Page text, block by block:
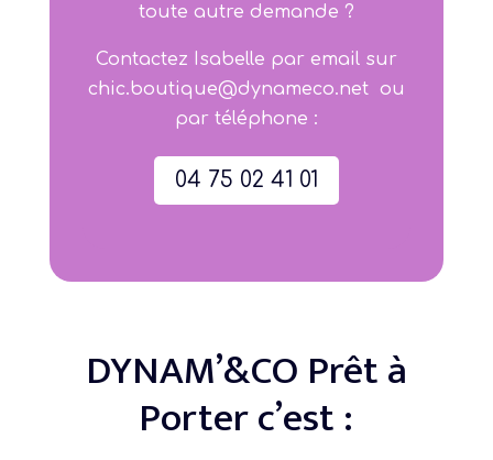
toute autre demande ?
Contactez Isabelle par email sur
chic.boutique@dynameco.netou
par téléphone :
04 75 02 41 01
DYNAM’&CO Prêt à
Porter c’est :